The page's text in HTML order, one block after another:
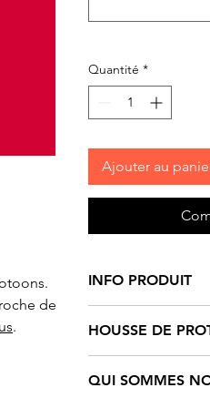
de
.
Quantité *
Ajouter au
INFO PRODUIT
Ecureuil noir et
inoxydable 18/8,
pour boisson
HOUSSE DE
et colorée offerte !
QUI SOMMES